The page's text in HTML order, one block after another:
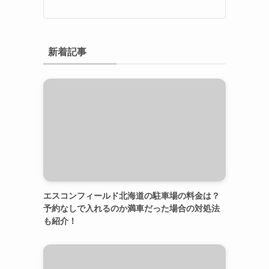
新着記事
エスコンフィールド北海道の駐車場の料金は？
予約なしで入れるのか満車だった場合の対処法
も紹介！